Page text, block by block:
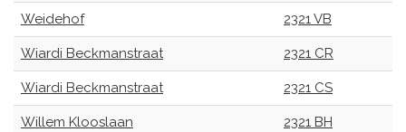
Weidehof 2321 VB
Wiardi Beckmanstraat 2321 CR
Wiardi Beckmanstraat 2321 CS
Willem Klooslaan 2321 BH